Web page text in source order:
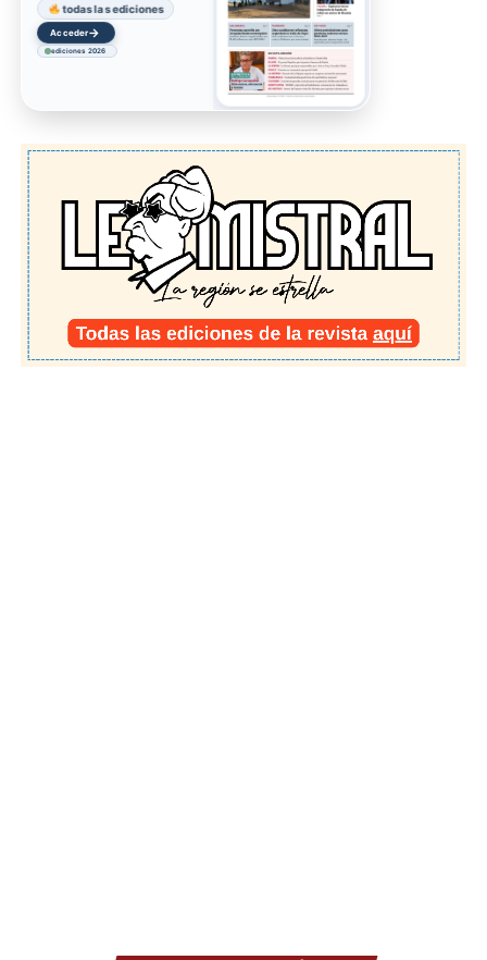
todas las ediciones
Acceder→
ediciones 2026